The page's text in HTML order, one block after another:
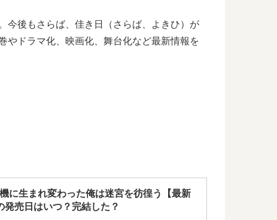
今後もさらば、佳き日（さらば、よきひ）が
やドラマ化、映画化、舞台化など最新情報を
に生まれ変わった俺は迷宮を彷徨う【最新
発売日はいつ？完結した？